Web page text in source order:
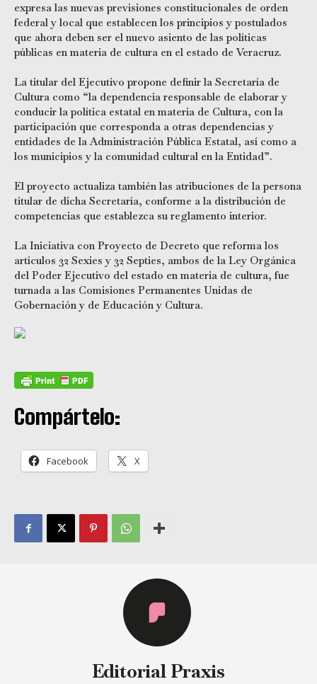
expresa las nuevas previsiones constitucionales de orden
federal y local que establecen los principios y postulados
que ahora deben ser el nuevo asiento de las políticas
públicas en materia de cultura en el estado de Veracruz.
La titular del Ejecutivo propone definir la Secretaría de
Cultura como “la dependencia responsable de elaborar y
conducir la política estatal en materia de Cultura, con la
participación que corresponda a otras dependencias y
entidades de la Administración Pública Estatal, así como a
los municipios y la comunidad cultural en la Entidad”.
El proyecto actualiza también las atribuciones de la persona
titular de dicha Secretaría, conforme a la distribución de
competencias que establezca su reglamento interior.
La Iniciativa con Proyecto de Decreto que reforma los
artículos 32 Sexies y 32 Septies, ambos de la Ley Orgánica
del Poder Ejecutivo del estado en materia de cultura, fue
turnada a las Comisiones Permanentes Unidas de
Gobernación y de Educación y Cultura.
Compártelo:
Facebook X
Editorial Praxis